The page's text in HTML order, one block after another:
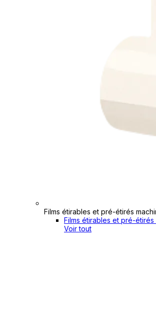
Films étirables et pré-étirés
Films étirables et pré-étirés
Voir tout